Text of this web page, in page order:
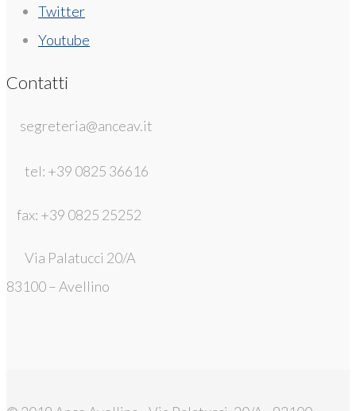
Twitter
Youtube
Contatti
segreteria@anceav.it
tel: +39 0825 36616
fax: +39 0825 25252
Via Palatucci 20/A
83100 – Avellino